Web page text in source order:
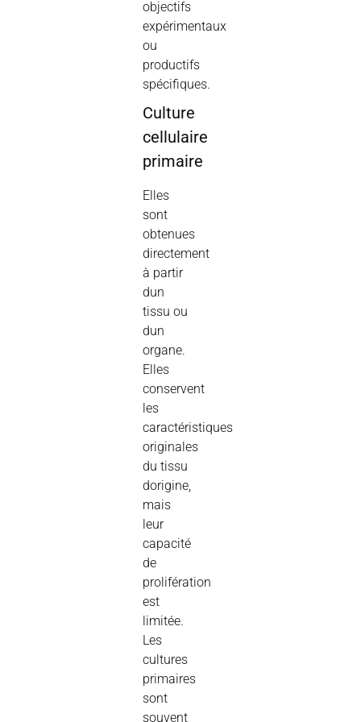
objectifs
expérimentaux
ou
productifs
spécifiques.
Culture
cellulaire
primaire
Elles
sont
obtenues
directement
à partir
dun
tissu ou
dun
organe.
Elles
conservent
les
caractéristiques
originales
dutissu
dorigine,
mais
leur
capacité
de
prolifération
est
limitée.
Les
cultures
primaires
sont
souvent